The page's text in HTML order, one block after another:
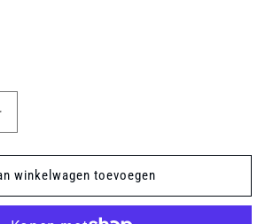
winkelwagen toevoegen